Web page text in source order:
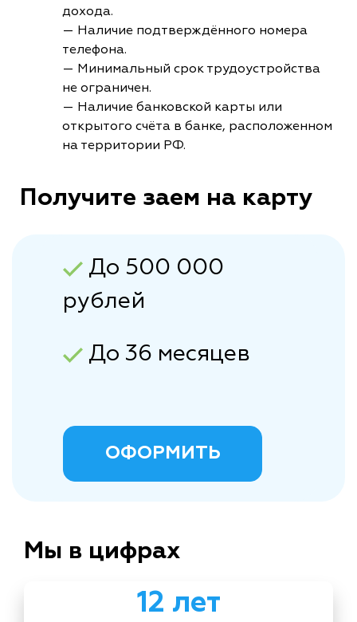
дохода.
— Наличие подтверждённого номера
телефона.
— Минимальный срок трудоустройства
не ограничен.
— Наличие банковской карты или
открытого счёта в банке, расположенном
на территории РФ.
Получите заем на карту
До 500 000
рублей
До 36 месяцев
ОФОРМИТЬ
Мы в цифрах
12 лет